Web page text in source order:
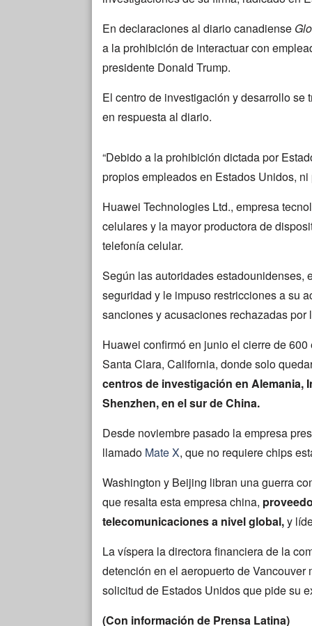
En declaraciones al diario canadiense
a la prohibición de interactuar con
presidente Donald Trump.
El centro de investigación y desarrollo
en respuesta al diario.
“Debido a la prohibición dictada por
propios empleados en Estados Unidos,
Huawei Technologies Ltd., empresa
celulares y la mayor productora de
telefonía celular.
Según las autoridades estadounidenses,
seguridad y le impuso restricciones a su
sanciones y acusaciones rechazadas por
Huawei confirmó en junio el cierre de
Santa Clara, California, donde solo
centros de investigación en Alemania,
Shenzhen, en el sur de China.
Desde noviembre pasado la empresa
llamado Mate X, que no requiere chips
Washington y Beijing libran una guerra
que resalta esta empresa china,
telecomunicaciones a nivel global,y
La víspera la directora financiera de la
detención en el aeropuerto de
solicitud de Estados Unidos que pide su
(Con información de Prensa Latina)